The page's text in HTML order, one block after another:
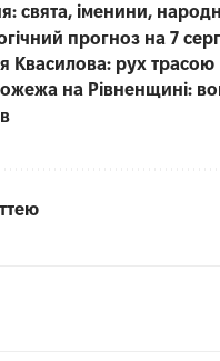
свята, іменини,
прогноз на 7
Квасилова: рух
на Рівненщині: